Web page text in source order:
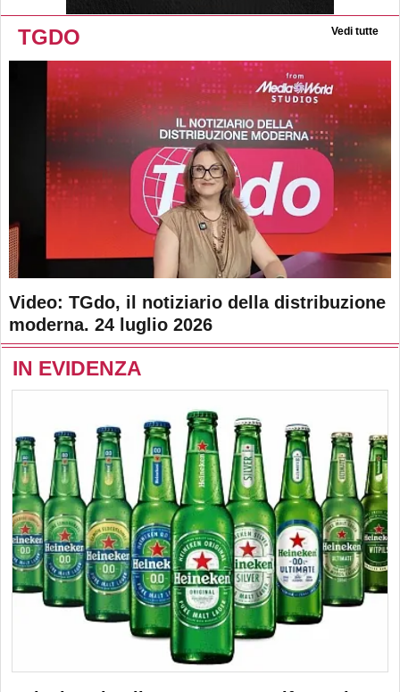
TGDO Vedi tutte
Video: TGdo, il notiziario della distribuzione
moderna. 24 luglio 2026
IN EVIDENZA